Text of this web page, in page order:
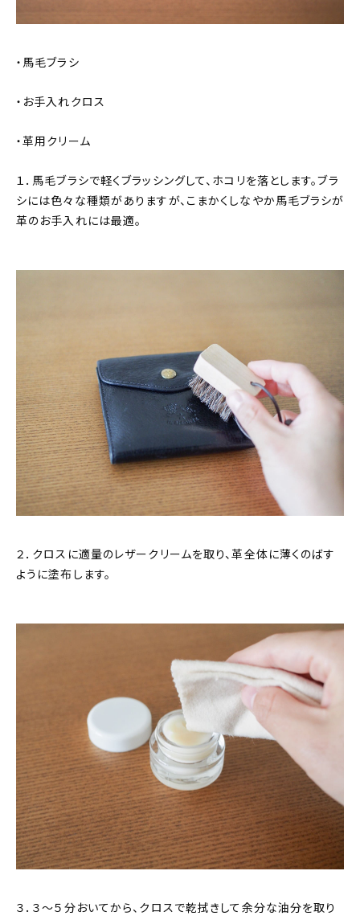
・馬毛ブラシ
・お手入れクロス
・革用クリーム
１．馬毛ブラシで軽くブラッシングして、ホコリを落とします。ブラ
シには色々な種類がありますが、こまかくしなやか馬毛ブラシが
革のお手入れには最適。
２．クロスに適量のレザークリームを取り、革全体に薄くのばす
ように塗布します。
３．３〜５分おいてから、クロスで乾拭きして余分な油分を取り